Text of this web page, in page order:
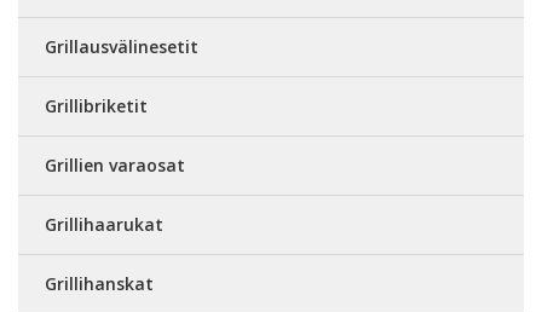
Grillausvälinesetit
Grillibriketit
Grillien varaosat
Grillihaarukat
Grillihanskat